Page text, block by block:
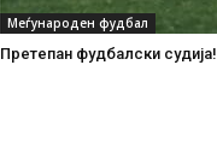
Меѓународен фудбал
Претепан фудбалски судија!